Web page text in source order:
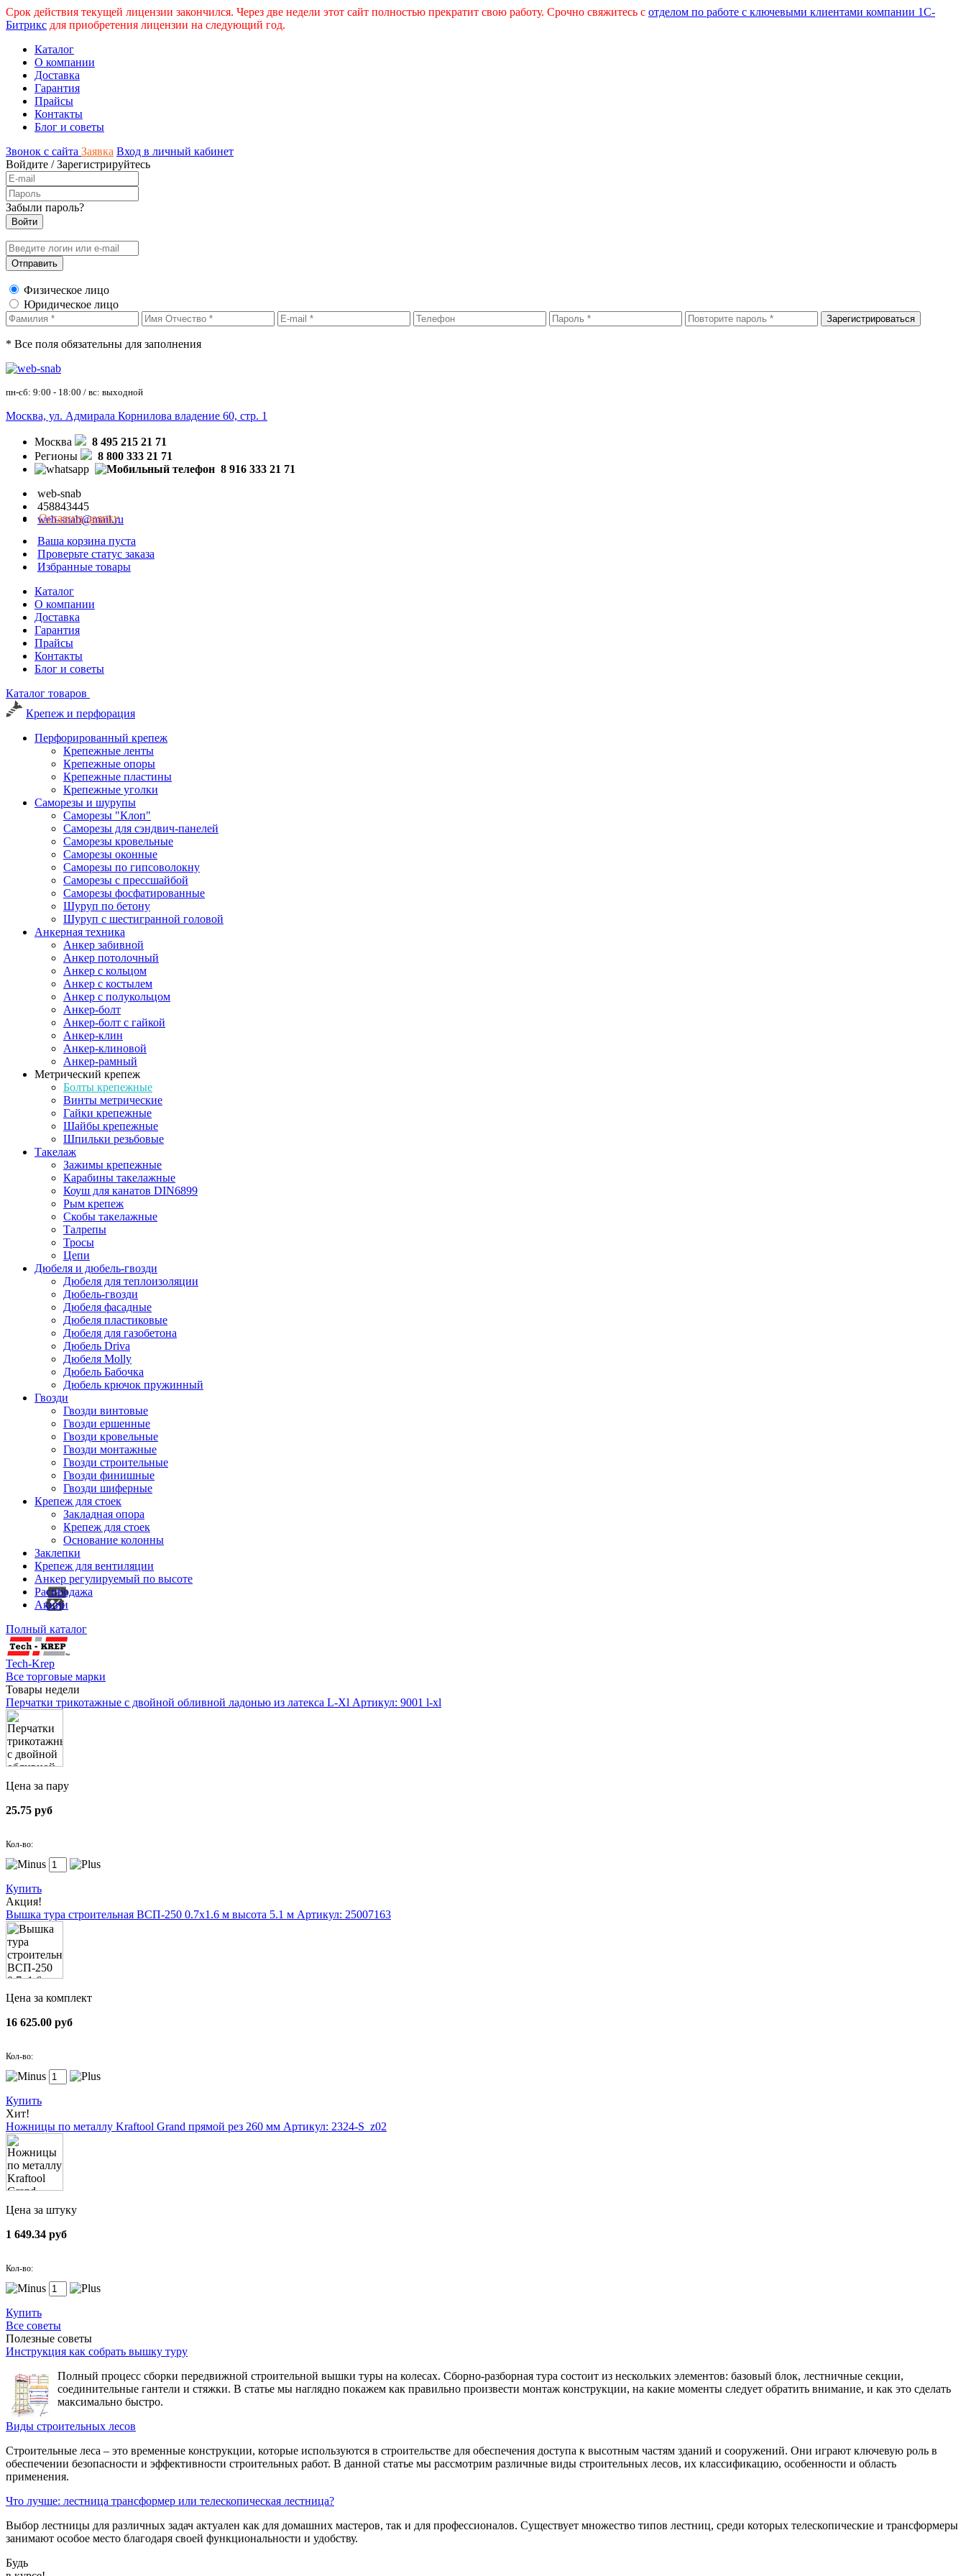
Срок действия текущей лицензии закончился. Через две недели этот сайт полностью прекратит свою работу. Срочно свяжитесь с отделом по работе с ключевыми клиентами компании 1С-
Битрикс для приобретения лицензии на следующий год.
Каталог
О компании
Доставка
Гарантия
Прайсы
Контакты
Блог и советы
Звонок с сайта Заявка Вход в личный кабинет
Войдите /Зарегистрируйтесь
Забыли пароль?
Физическое лицо
Юридическое лицо
* Все поля обязательны для заполнения
пн-сб: 9:00 - 18:00 / вс: выходной
Москва, ул. Адмирала Корнилова владение 60, стр. 1
Москва
8 495 215 21 71
Регионы
8 800 333 21 71
8 916 333 21 71
web-snab
458843445
web-snab@mail.ru
Оставить заявку
Ваша корзина пуста
Проверьте статус заказа
Избранные товары
Каталог
О компании
Доставка
Гарантия
Прайсы
Контакты
Блог и советы
Каталог товаров
Крепеж и перфорация
Перфорированный крепеж
Крепежные ленты
Крепежные опоры
Крепежные пластины
Крепежные уголки
Саморезы и шурупы
Саморезы "Клоп"
Саморезы для сэндвич-панелей
Саморезы кровельные
Саморезы оконные
Саморезы по гипсоволокну
Саморезы с прессшайбой
Саморезы фосфатированные
Шуруп по бетону
Шуруп с шестигранной головой
Анкерная техника
Анкер забивной
Анкер потолочный
Анкер с кольцом
Анкер с костылем
Анкер с полукольцом
Анкер-болт
Анкер-болт с гайкой
Анкер-клин
Анкер-клиновой
Анкер-рамный
Метрический крепеж
Болты крепежные
Винты метрические
Гайки крепежные
Шайбы крепежные
Шпильки резьбовые
Такелаж
Зажимы крепежные
Карабины такелажные
Коуш для канатов DIN6899
Рым крепеж
Скобы такелажные
Талрепы
Тросы
Цепи
Дюбеля и дюбель-гвозди
Дюбеля для теплоизоляции
Дюбель-гвозди
Дюбеля фасадные
Дюбеля пластиковые
Дюбеля для газобетона
Дюбель Driva
Дюбеля Molly
Дюбель Бабочка
Дюбель крючок пружинный
Гвозди
Гвозди винтовые
Гвозди ершенные
Гвозди кровельные
Гвозди монтажные
Гвозди строительные
Гвозди финишные
Гвозди шиферные
Крепеж для стоек
Закладная опора
Крепеж для стоек
Основание колонны
Заклепки
Крепеж для вентиляции
Анкер регулируемый по высоте
Распродажа
Акции
Полный каталог
Tech-Krep
Все торговые марки
Товары недели
Перчатки трикотажные с двойной обливной ладонью из латекса L-Xl Артикул: 9001 l-xl
Цена за пару
25.75 руб
Кол-во:
Купить
Акция!
Вышка тура строительная ВСП-250 0.7х1.6 м высота 5.1 м Артикул: 25007163
Цена за комплект
16 625.00 руб
Кол-во:
Купить
Хит!
Ножницы по металлу Kraftool Grand прямой рез 260 мм Артикул: 2324-S_z02
Цена за штуку
1 649.34 руб
Кол-во:
Купить
Все советы
Полезные советы
Инструкция как собрать вышку туру
Полный процесс сборки передвижной строительной вышки туры на колесах. Сборно-разборная тура состоит из нескольких элементов: базовый блок, лестничные секции,
соединительные гантели и стяжки. В статье мы наглядно покажем как правильно произвести монтаж конструкции, на какие моменты следует обратить внимание, и как это сделать
максимально быстро.
Виды строительных лесов
Строительные леса – это временные конструкции, которые используются в строительстве для обеспечения доступа к высотным частям зданий и сооружений. Они играют ключевую роль в
обеспечении безопасности и эффективности строительных работ. В данной статье мы рассмотрим различные виды строительных лесов, их классификацию, особенности и область
применения.
Что лучше: лестница трансформер или телескопическая лестница?
Выбор лестницы для различных задач актуален как для домашних мастеров, так и для профессионалов. Существует множество типов лестниц, среди которых телескопические и трансформеры
занимают особое место благодаря своей функциональности и удобству.
Будь